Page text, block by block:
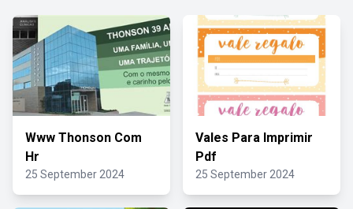
Www Thonson Com
Hr
25 September 2024
Vales Para Imprimir
Pdf
25 September 2024